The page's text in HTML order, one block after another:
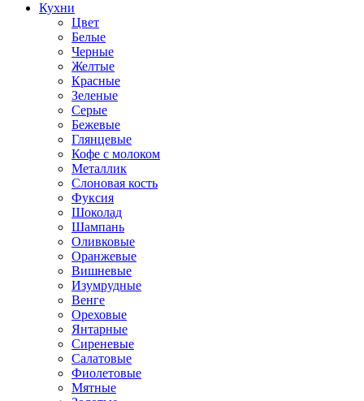
Кухни
Цвет
Белые
Черные
Желтые
Красные
Зеленые
Серые
Бежевые
Глянцевые
Кофе с молоком
Металлик
Слоновая кость
Фуксия
Шоколад
Шампань
Оливковые
Оранжевые
Вишневые
Изумрудные
Венге
Ореховые
Янтарные
Сиреневые
Салатовые
Фиолетовые
Мятные